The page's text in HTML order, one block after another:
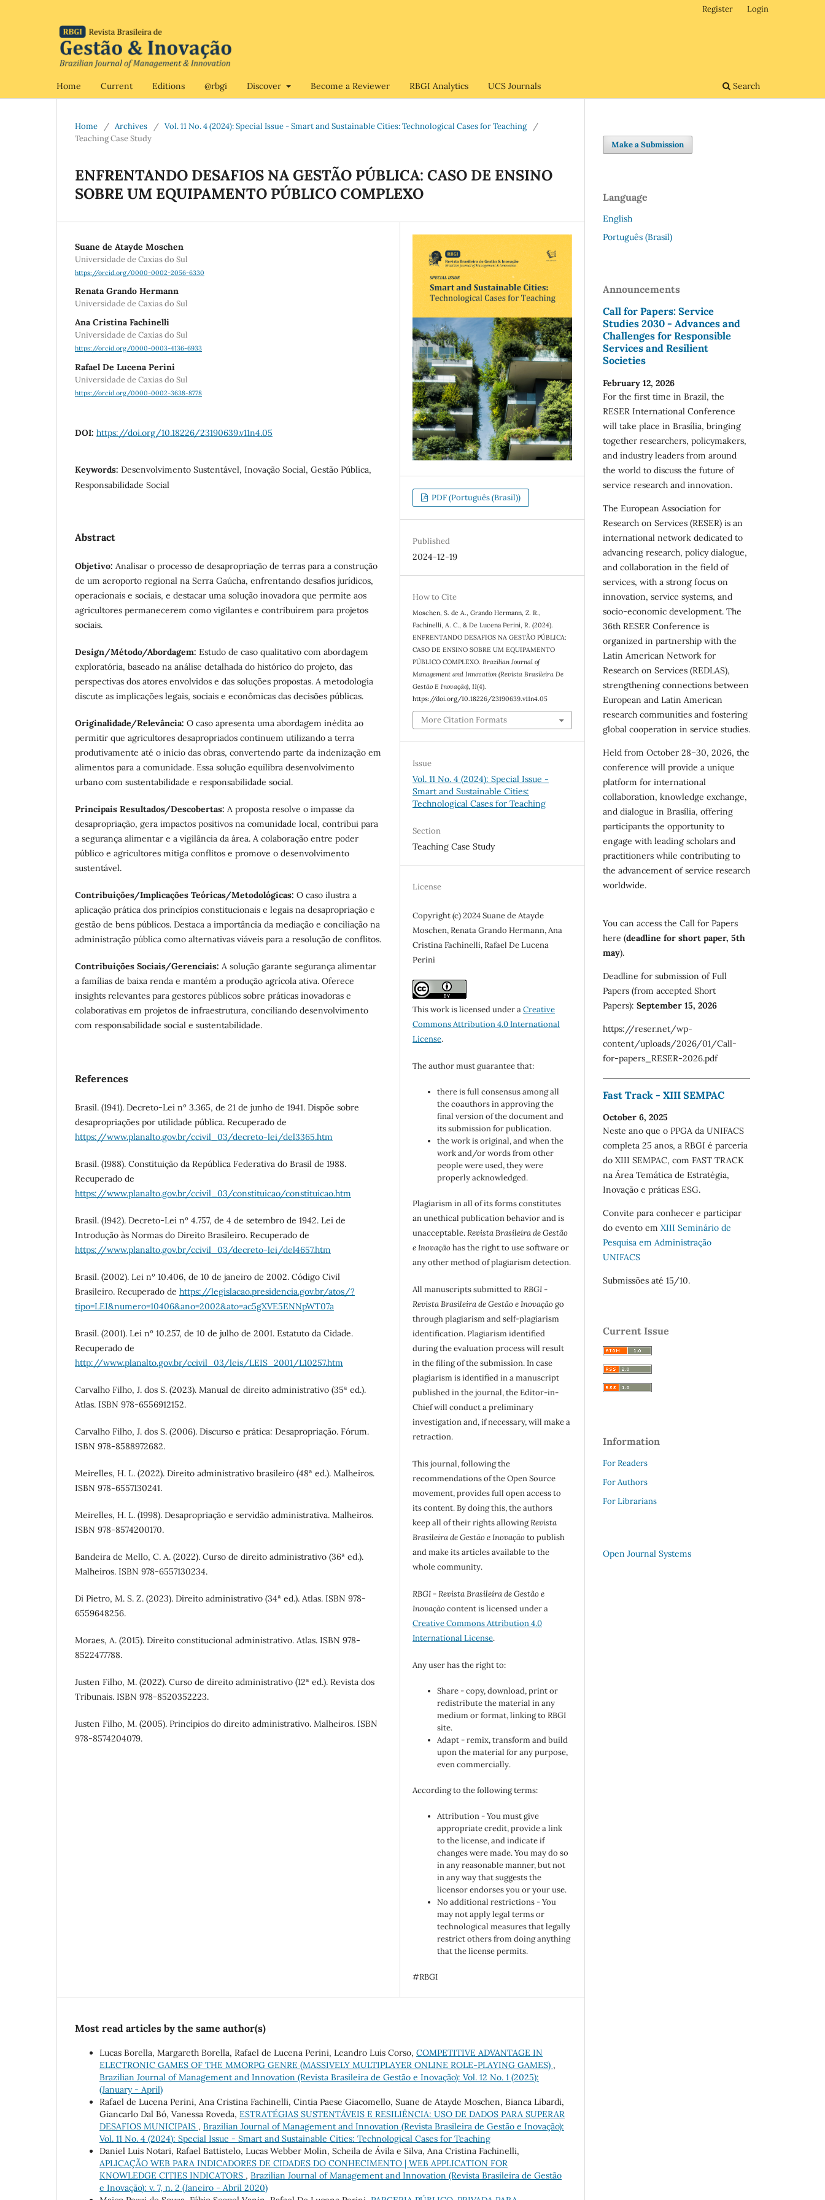
Home Current Editions @rbgi Discover Become a Reviewer RBGI Analytics UCS Journals Search
Register Login
Home / Archives / Vol. 11 No. 4 (2024): Special Issue - Smart and Sustainable Cities: Technological Cases for Teaching
/
Teaching Case Study
ENFRENTANDO DESAFIOS NA GESTÃO PÚBLICA: CASO DE ENSINO
SOBRE UM EQUIPAMENTO PÚBLICO COMPLEXO
Suane de Atayde Moschen
Universidade de Caxias do Sul
https://orcid.org/0000-0002-2056-6330
Renata Grando Hermann
Universidade de Caxias do Sul
Ana Cristina Fachinelli
Universidade de Caxias do Sul
https://orcid.org/0000-0003-4136-6933
Rafael De Lucena Perini
Universidade de Caxias do Sul
https://orcid.org/0000-0002-3638-8778
DOI: https://doi.org/10.18226/23190639.v11n4.05
Keywords: Desenvolvimento Sustentável, Inovação Social, Gestão Pública,
Responsabilidade Social
Abstract
Objetivo: Analisar o processo de desapropriação de terras para a construção
de um aeroporto regional na Serra Gaúcha, enfrentando desafios jurídicos,
operacionais e sociais, e destacar uma solução inovadora que permite aos
agricultores permanecerem como vigilantes e contribuírem para projetos
sociais.
Design/Método/Abordagem: Estudo de caso qualitativo com abordagem
exploratória, baseado na análise detalhada do histórico do projeto, das
perspectivas dos atores envolvidos e das soluções propostas. A metodologia
discute as implicações legais, sociais e econômicas das decisões públicas.
Originalidade/Relevância: O caso apresenta uma abordagem inédita ao
permitir que agricultores desapropriados continuem utilizando a terra
produtivamente até o início das obras, convertendo parte da indenização em
alimentos para a comunidade. Essa solução equilibra desenvolvimento
urbano com sustentabilidade e responsabilidade social.
Principais Resultados/Descobertas: A proposta resolve o impasse da
desapropriação, gera impactos positivos na comunidade local, contribui para
a segurança alimentar e a vigilância da área. A colaboração entre poder
público e agricultores mitiga conflitos e promove o desenvolvimento
sustentável.
Contribuições/Implicações Teóricas/Metodológicas: O caso ilustra a
aplicação prática dos princípios constitucionais e legais na desapropriação e
gestão de bens públicos. Destaca a importância da mediação e conciliação na
administração pública como alternativas viáveis para a resolução de conflitos.
Contribuições Sociais/Gerenciais: A solução garante segurança alimentar
a famílias de baixa renda e mantém a produção agrícola ativa. Oferece
insights relevantes para gestores públicos sobre práticas inovadoras e
colaborativas em projetos de infraestrutura, conciliando desenvolvimento
com responsabilidade social e sustentabilidade.
References
Brasil. (1941). Decreto-Lei nº 3.365, de 21 de junho de 1941. Dispõe sobre
desapropriações por utilidade pública. Recuperado de
https://www.planalto.gov.br/ccivil_03/decreto-lei/del3365.htm
Brasil. (1988). Constituição da República Federativa do Brasil de 1988.
Recuperado de
https://www.planalto.gov.br/ccivil_03/constituicao/constituicao.htm
Brasil. (1942). Decreto-Lei nº 4.757, de 4 de setembro de 1942. Lei de
Introdução às Normas do Direito Brasileiro. Recuperado de
https://www.planalto.gov.br/ccivil_03/decreto-lei/del4657.htm
Brasil. (2002). Lei nº 10.406, de 10 de janeiro de 2002. Código Civil
Brasileiro. Recuperado de https://legislacao.presidencia.gov.br/atos/?
tipo=LEI&numero=10406&ano=2002&ato=ac5gXVE5ENNpWT07a
Brasil. (2001). Lei nº 10.257, de 10 de julho de 2001. Estatuto da Cidade.
Recuperado de
http://www.planalto.gov.br/ccivil_03/leis/LEIS_2001/L10257.htm
Carvalho Filho, J. dos S. (2023). Manual de direito administrativo (35ª ed.).
Atlas. ISBN 978-6556912152.
Carvalho Filho, J. dos S. (2006). Discurso e prática: Desapropriação. Fórum.
ISBN 978-8588972682.
Meirelles, H. L. (2022). Direito administrativo brasileiro (48ª ed.). Malheiros.
ISBN 978-6557130241.
Meirelles, H. L. (1998). Desapropriação e servidão administrativa. Malheiros.
ISBN 978-8574200170.
Bandeira de Mello, C. A. (2022). Curso de direito administrativo (36ª ed.).
Malheiros. ISBN 978-6557130234.
Di Pietro, M. S. Z. (2023). Direito administrativo (34ª ed.). Atlas. ISBN 978-
6559648256.
Moraes, A. (2015). Direito constitucional administrativo. Atlas. ISBN 978-
8522477788.
Justen Filho, M. (2022). Curso de direito administrativo (12ª ed.). Revista dos
Tribunais. ISBN 978-8520352223.
Justen Filho, M. (2005). Princípios do direito administrativo. Malheiros. ISBN
978-8574204079.
PDF (Português (Brasil))
Published
2024-12-19
How to Cite
Moschen, S. de A., Grando Hermann, Z. R.,
Fachinelli, A. C., & De Lucena Perini, R. (2024).
ENFRENTANDO DESAFIOS NA GESTÃO PÚBLICA:
CASO DE ENSINO SOBRE UM EQUIPAMENTO
PÚBLICO COMPLEXO. Brazilian Journal of
Management and Innovation (Revista Brasileira De
Gestão E Inovação) ,11(4).
https://doi.org/10.18226/23190639.v11n4.05
More Citation Formats
Issue
Vol. 11 No. 4 (2024): Special Issue -
Smart and Sustainable Cities:
Technological Cases for Teaching
Section
Teaching Case Study
License
Copyright (c) 2024 Suane de Atayde
Moschen, Renata Grando Hermann, Ana
Cristina Fachinelli, Rafael De Lucena
Perini
This work is licensed under aCreative
Commons Attribution 4.0 International
License.
The author must guarantee that:
there is full consensus among all
the coauthors in approving the
final version of the document and
its submission for publication.
the work is original, and when the
work and/or words from other
people were used, they were
properly acknowledged.
Plagiarism in all of its forms constitutes
an unethical publication behavior and is
unacceptable.Revista Brasileira de Gestão
e Inovaçãohas the right to use software or
any other method of plagiarism detection.
All manuscripts submitted toRBGI -
Revista Brasileira de Gestão e Inovaçãogo
through plagiarism and self-plagiarism
identification. Plagiarism identified
during the evaluation process will result
in the filing of the submission. In case
plagiarism is identified in a manuscript
published in the journal, the Editor-in-
Chief will conduct a preliminary
investigation and, if necessary, will make a
retraction.
This journal, following the
recommendations of the Open Source
movement, provides full open access to
its content. By doing this, the authors
keep all of their rights allowingRevista
Brasileira de Gestão e Inovaçãoto publish
and make its articles available to the
whole community.
RBGI - Revista Brasileira de Gestão e
Inovaçãocontent is licensed under a
Creative Commons Attribution 4.0
International License.
Any user has the right to:
Share - copy, download, print or
redistribute the material in any
medium or format, linking to RBGI
site.
Adapt - remix, transform and build
upon the material for any purpose,
even commercially.
According to the following terms:
Attribution - You must give
appropriate credit, provide a link
to the license, and indicate if
changes were made. You may do so
in any reasonable manner, but not
in any way that suggests the
licensor endorses you or your use.
No additional restrictions - You
may not apply legal terms or
technological measures that legally
restrict others from doing anything
that the license permits.
#RBGI
Most read articles by the same author(s)
Lucas Borella, Margareth Borella, Rafael de Lucena Perini, Leandro Luis Corso, COMPETITIVE ADVANTAGE IN
ELECTRONIC GAMES OF THE MMORPG GENRE (MASSIVELY MULTIPLAYER ONLINE ROLE-PLAYING GAMES) ,
Brazilian Journal of Management and Innovation (Revista Brasileira de Gestão e Inovação): Vol. 12 No. 1 (2025):
(January - April)
Rafael de Lucena Perini, Ana Cristina Fachinelli, Cintia Paese Giacomello, Suane de Atayde Moschen, Bianca Libardi,
Giancarlo Dal Bó, Vanessa Roveda, ESTRATÉGIAS SUSTENTÁVEIS E RESILIÊNCIA: USO DE DADOS PARA SUPERAR
DESAFIOS MUNICIPAIS , Brazilian Journal of Management and Innovation (Revista Brasileira de Gestão e Inovação):
Vol. 11 No. 4 (2024): Special Issue - Smart and Sustainable Cities: Technological Cases for Teaching
Daniel Luis Notari, Rafael Battistelo, Lucas Webber Molin, Scheila de Ávila e Silva, Ana Cristina Fachinelli,
APLICAÇÃO WEB PARA INDICADORES DE CIDADES DO CONHECIMENTO | WEB APPLICATION FOR
KNOWLEDGE CITIES INDICATORS , Brazilian Journal of Management and Innovation (Revista Brasileira de Gestão
e Inovação): v. 7, n. 2 (Janeiro - Abril 2020)
Make a Submission
Language
English
Português (Brasil)
Announcements
Call for Papers: Service
Studies 2030 - Advances and
Challenges for Responsible
Services and Resilient
Societies
February 12, 2026
For the first time in Brazil, the
RESER International Conference
will take place in Brasília, bringing
together researchers, policymakers,
and industry leaders from around
the world to discuss the future of
service research and innovation.
The European Association for
Research on Services (RESER) is an
international network dedicated to
advancing research, policy dialogue,
and collaboration in the field of
services, with a strong focus on
innovation, service systems, and
socio-economic development. The
36th RESER Conference is
organized in partnership with the
Latin American Network for
Research on Services (REDLAS),
strengthening connections between
European and Latin American
research communities and fostering
global cooperation in service studies.
Held from October 28–30, 2026, the
conference will provide a unique
platform for international
collaboration, knowledge exchange,
and dialogue in Brasília, offering
participants the opportunity to
engage with leading scholars and
practitioners while contributing to
the advancement of service research
worldwide.
You can access the Call for Papers
here (deadline for short paper, 5th
may).
Deadline for submission of Full
Papers (from accepted Short
Papers): September 15, 2026
https://reser.net/wp-
content/uploads/2026/01/Call-
for-papers_RESER-2026.pdf
Fast Track - XIII SEMPAC
October 6, 2025
Neste ano que o PPGA da UNIFACS
completa 25 anos, a RBGI é parceria
do XIII SEMPAC, com FAST TRACK
na Área Temática de Estratégia,
Inovação e práticas ESG.
Convite para conhecer e participar
do evento em XIII Seminário de
Pesquisa em Administração
UNIFACS
Submissões até 15/10.
Current Issue
Information
For Readers
For Authors
For Librarians
Open Journal Systems